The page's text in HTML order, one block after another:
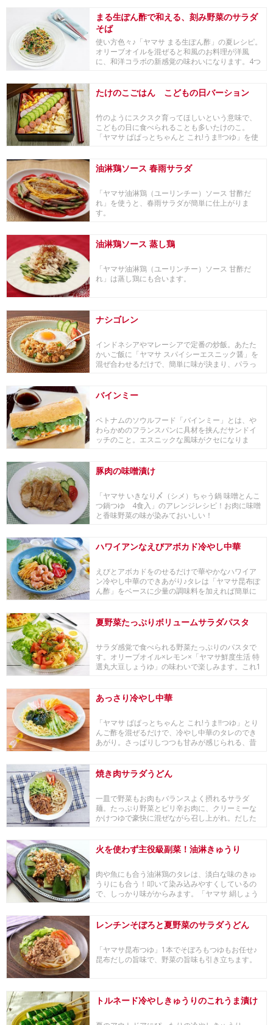
まる生ぽん酢で和える、刻み野菜のサラダ
そば
使い方色々♪「ヤマサ まる生ぽん酢」の夏レシピ。
オリーブオイルを混ぜると和風のお料理が洋風
に、和洋コラボの新感覚の味わいになります。4つ
たけのこごはん こどもの日バーション
竹のようにスクスク育ってほしいという意味で、
こどもの日に食べられることも多いたけのこ。
「ヤマサ ぱぱっとちゃんと これ!うま!!つゆ」を使
油淋鶏ソース 春雨サラダ
「ヤマサ油淋鶏（ユーリンチー）ソース 甘酢だ
れ」を使うと、春雨サラダが簡単に仕上がりま
す。
油淋鶏ソース 蒸し鶏
「ヤマサ油淋鶏（ユーリンチー）ソース 甘酢だ
れ」は蒸し鶏にも合います。
ナシゴレン
インドネシアやマレーシアで定番の炒飯。あたた
かいご飯に「ヤマサ スパイシーエスニック醤」を
混ぜ合わせるだけで、簡単に味が決まり、パラっ
バインミー
ベトナムのソウルフード「バインミー」とは、や
わらかめのフランスパンに具材を挟んだサンドイ
ッチのこと。エスニックな風味がクセになりま
豚肉の味噌漬け
「ヤマサ いきなり〆（シメ）ちゃう鍋 味噌とんこ
つ鍋つゆ 4食入」のアレンジレシピ！お肉に味噌
と香味野菜の味が染みておいしい！
ハワイアンなえびアボカド冷やし中華
えびとアボカドをのせるだけで華やかなハワイア
ン冷やし中華のできあがり♪タレは「ヤマサ昆布ぽ
ん酢」をベースに少量の調味料を加えれば簡単に
夏野菜たっぷりボリュームサラダパスタ
サラダ感覚で食べられる野菜たっぷりのパスタで
す。オリーブオイル×レモン×「ヤマサ鮮度生活 特
選丸大豆しょうゆ」の味わいで楽しみます。これ1
あっさり冷やし中華
「ヤマサ ぱぱっとちゃんと これ!うま!!つゆ」とり
んご酢を混ぜるだけで、冷やし中華のタレのでき
あがり。さっぱりしつつも甘みが感じられる、昔
焼き肉サラダうどん
一皿で野菜もお肉もバランスよく摂れるサラダ
麺。たっぷり野菜とピリ辛お肉に、クリーミーな
かけつゆで豪快に混ぜながら召し上がれ。だした
火を使わず主役級副菜！油淋きゅうり
肉や魚にも合う油淋鶏のタレは、淡白な味のきゅ
うりにも合う！叩いて染み込みやすくしているの
で、しっかり味がからみます。「ヤマサ 絹しょう
レンチンそぼろと夏野菜のサラダうどん
「ヤマサ昆布つゆ」1本でそぼろもつゆもお任せ♪
昆布だしの旨味で、野菜の旨味も引き立ちます。
トルネード冷やしきゅうりのこれうま漬け